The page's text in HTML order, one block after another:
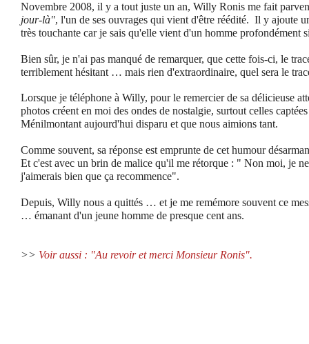
Novembre 2008, il y a tout juste un an, Willy Ronis me fait
jour-là", l'un de ses ouvrages qui vient d'être réédité. Il y ajoute
très touchante car je sais qu'elle vient d'un homme profondément
Bien sûr, je n'ai pas manqué de remarquer, que cette fois-ci, le
terriblement hésitant … mais rien d'extraordinaire, quel sera le
Lorsque je téléphone à Willy, pour le remercier de sa délicieuse
photos créent en moi des ondes de nostalgie, surtout celles
Ménilmontant aujourd'hui disparu et que nous aimions tant.
Comme souvent, sa réponse est emprunte de cet humour
Et c'est avec un brin de malice qu'il me rétorque : " Non moi, je
j'aimerais bien que ça recommence".
Depuis, Willy nous a quittés … et je me remémore souvent ce
… émanant d'un jeune homme de presque cent ans.
>> Voir aussi : "Au revoir et merci Monsieur Ronis".